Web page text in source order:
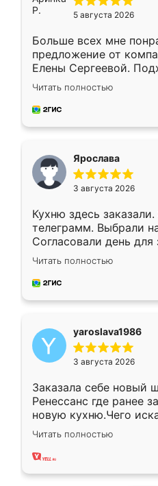
5 августа 2026
Больше всех мне
предложение от
Елены Сергеевой.
короткие сроки
для замера сотрудник
предложил по моему
Читать полностью
Ярослава
3 августа 2026
Кухню здесь
телеграмм. Выбрали
Согласовали день
недели кухня была
довольны работой.
мебель за
Читать полностью
yaroslava1986
3 августа 2026
Заказала себе новый
Ренессанс где ранее
новую кухню.Чего
вполне довольна.
два года, нареканий
Читать полностью